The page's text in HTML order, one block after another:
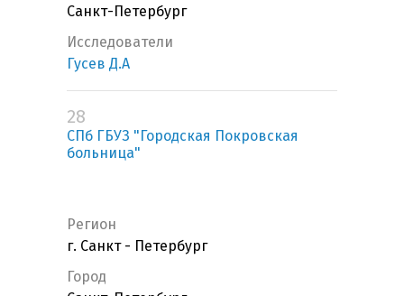
Санкт-Петербург
Исследователи
Гусев Д.А
28
СПб ГБУЗ "Городская Покровская
больница"
Регион
г. Санкт - Петербург
Город